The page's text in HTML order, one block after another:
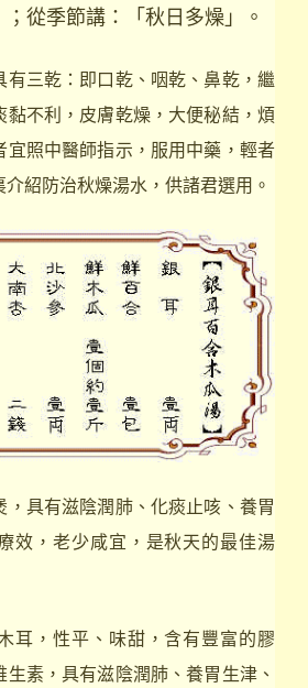
從季節講：「秋日多燥」。
三乾：即口乾、咽乾、鼻乾，繼
黏不利，皮膚乾燥，大便秘結，煩
宜照中醫師指示，服用中藥，輕者
紹防治秋燥湯水，供諸君選用。
具有滋陰潤肺、化痰止咳、養胃
效，老少咸宜，是秋天的最佳湯
，性平、味甜，含有豐富的膠
素，具有滋陰潤肺、養胃生津、